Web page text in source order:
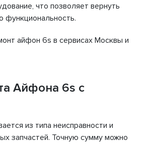
что позволяет вернуть
функциональность.
Айфона 6s с
из типа неисправности и
запчастей. Точную сумму можно